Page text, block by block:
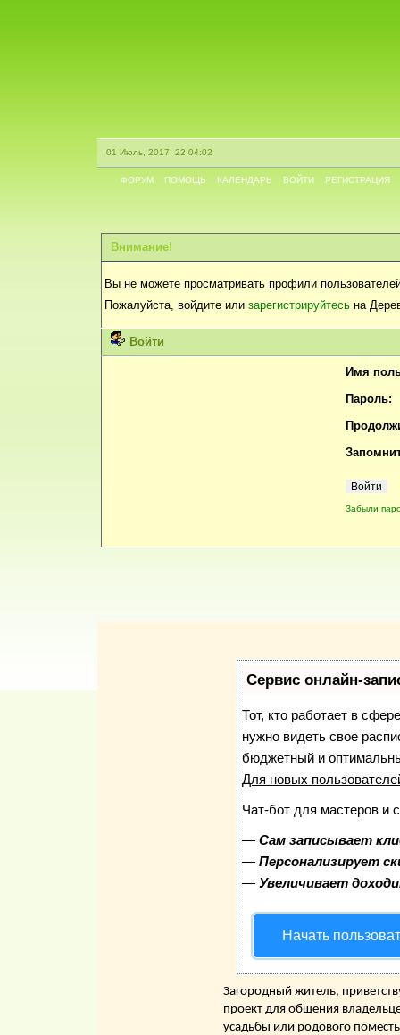
01 Июль, 2017, 22:04:02
ФОРУМ ПОМОЩЬ КАЛЕНДАРЬ ВОЙТИ РЕГИСТРАЦИЯ
Внимание!
Вы не можете просматривать профили
Пожалуйста, войдите или зарегистрируйтесь на
Войти
Имя
Пароль:
Забыли
Сервис онлайн-
Тот, кто работает в
нужно видеть свое
бюджетный и
Для новых
Чат-бот для мастеров и
— Сам записывает
— Персонализирует
— Увеличивает
Начать
Загородный житель,
проект для общения
усадьбы или родового